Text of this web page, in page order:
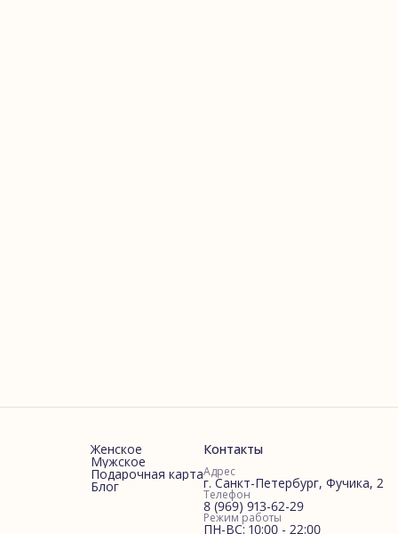
Женское
Мужское
Подарочная карта
Блог
Контакты
Адрес
г. Санкт-Петербург, Фучика, 2
Телефон
8 (969) 913-62-29
Режим работы
ПН-ВС: 10:00 - 22:00